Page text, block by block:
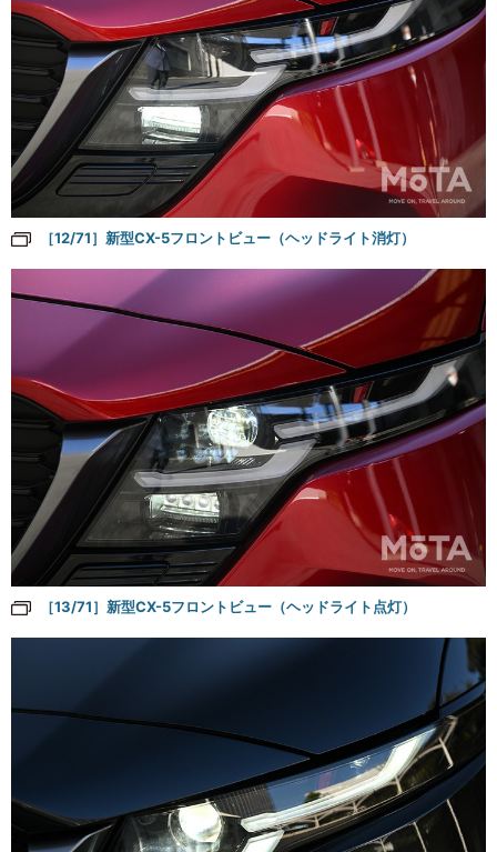
［12/71］新型CX-5フロントビュー（ヘッドライト消灯）
［13/71］新型CX-5フロントビュー（ヘッドライト点灯）